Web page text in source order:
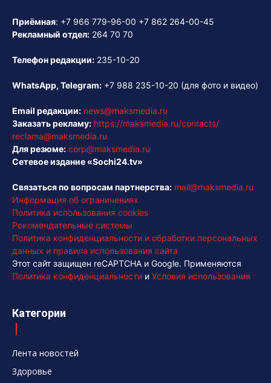
Приёмная: +7 966 779-96-00 +7 862 264-00-45
Рекламный отдел: 264 70 70
Телефон редакции: 235-10-20
WhatsApp, Telegram: +7 988 235-10-20 (для фото и видео)
Email редакции: news@maksmedia.ru
Заказать рекламу: https://maksmedia.ru/contacts/
reclama@maksmedia.ru
Для резюме: corp@maksmedia.ru
Сетевое издание «Sochi24.tv»
Связаться по вопросам партнерства: mail@maksmedia.ru
Информация об ограничениях
Политика использования cookies
Рекомендательные системы
Политика конфиденциальности и обработки персональных
данных и правила использования сайта
Этот сайт защищен reCAPTCHA и Google. Применяются
Политика конфиденциальности и Условия использования
Категории
Лента новостей
Здоровье